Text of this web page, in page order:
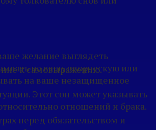
желание выглядеть
к самовыражению.
на вашу творческую или
на ваше незащищенное
Этот сон может указывать
отношений и брака.
перед обязательством и